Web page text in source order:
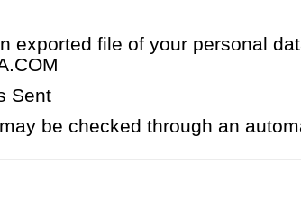
exported file of your personal
Sent
be checked through an